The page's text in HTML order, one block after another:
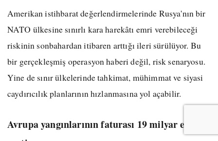
Amerikan istihbarat değerlendirmelerinde Rusya'nın bir
NATO ülkesine sınırlı kara harekâtı emri verebileceği
riskinin sonbahardan itibaren arttığı ileri sürülüyor. Bu
bir gerçekleşmiş operasyon haberi değil, risk senaryosu.
Yine de sınır ülkelerinde tahkimat, mühimmat ve siyasi
caydırıcılık planlarının hızlanmasına yol açabilir.
Avrupa yangınlarının faturası 19 milyar euroyu